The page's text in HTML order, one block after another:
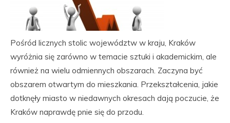
Pośród licznych stolic województw w kraju, Kraków
wyróżnia się zarówno w temacie sztuki i akademickim, ale
również na wielu odmiennych obszarach. Zaczyna być
obszarem otwartym do mieszkania. Przekształcenia, jakie
dotknęły miasto w niedawnych okresach dają poczucie, że
Kraków naprawdę pnie się do przodu.